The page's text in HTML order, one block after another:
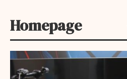
Homepage
EXCLUSIV